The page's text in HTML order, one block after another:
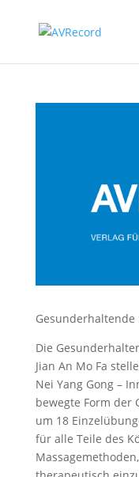
Gesunderhaltende
Die
Jian An Mo Fa
Nei Yang Gong –
bewegte Form der
um 18
für alle Teile des